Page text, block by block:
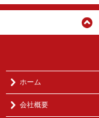
ホーム
会社概要